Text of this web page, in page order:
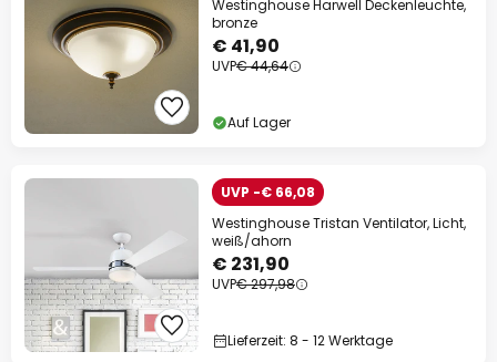
Westinghouse Harwell Deckenleuchte,
bronze
€ 41,90
UVP€ 44,64
Auf Lager
UVP -€ 66,08
Westinghouse Tristan Ventilator, Licht,
weiß/ahorn
€ 231,90
UVP€ 297,98
Lieferzeit: 8 - 12 Werktage